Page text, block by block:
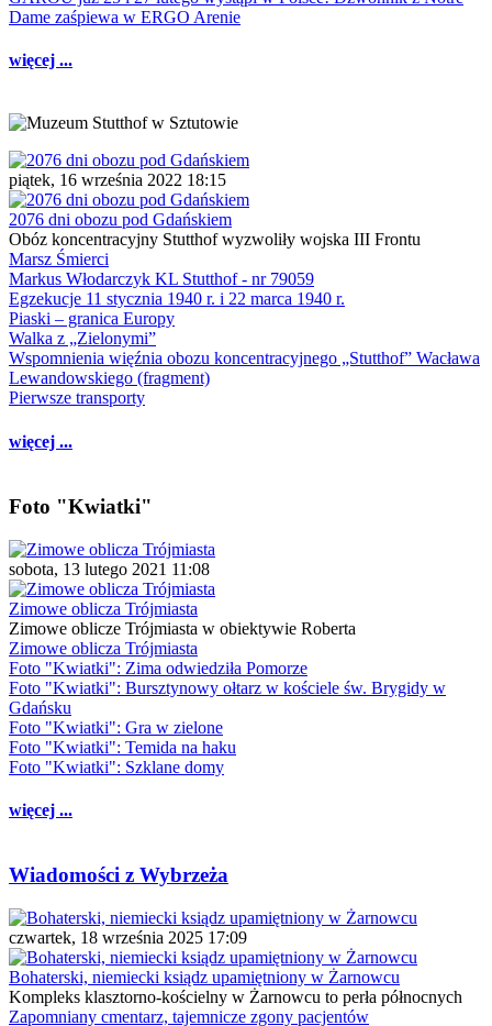
Dame zaśpiewa w ERGO Arenie
więcej ...
piątek, 16 września 2022 18:15
2076 dni obozu pod Gdańskiem
Obóz koncentracyjny Stutthof wyzwoliły wojska III Frontu
Marsz Śmierci
Markus Włodarczyk KL Stutthof - nr 79059
Egzekucje 11 stycznia 1940 r. i 22 marca 1940 r.
Piaski – granica Europy
Walka z „Zielonymi”
Wspomnienia więźnia obozu koncentracyjnego „Stutthof” Wacława
Lewandowskiego (fragment)
Pierwsze transporty
więcej ...
Foto "Kwiatki"
sobota, 13 lutego 2021 11:08
Zimowe oblicza Trójmiasta
Zimowe oblicze Trójmiasta w obiektywie Roberta
Zimowe oblicza Trójmiasta
Foto "Kwiatki": Zima odwiedziła Pomorze
Foto "Kwiatki": Bursztynowy ołtarz w kościele św. Brygidy w
Gdańsku
Foto "Kwiatki": Gra w zielone
Foto "Kwiatki": Temida na haku
Foto "Kwiatki": Szklane domy
więcej ...
Wiadomości z Wybrzeża
czwartek, 18 września 2025 17:09
Bohaterski, niemiecki ksiądz upamiętniony w Żarnowcu
Kompleks klasztorno-kościelny w Żarnowcu to perła północnych
Zapomniany cmentarz, tajemnicze zgony pacjentów